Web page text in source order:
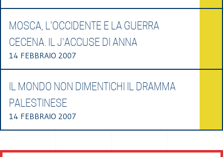
MOSCA, L'OCCIDENTE E LA GUERRA
CECENA. IL J'ACCUSE DI ANNA
14 FEBBRAIO 2007
IL MONDO NON DIMENTICHI IL DRAMMA
PALESTINESE
14 FEBBRAIO 2007